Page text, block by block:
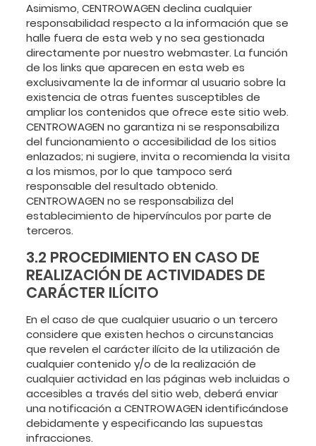
Asimismo, CENTROWAGEN declina cualquier
responsabilidad respecto a la información que se
halle fuera de esta web y no sea gestionada
directamente por nuestro webmaster. La función
de los links que aparecen en esta web es
exclusivamente la de informar al usuario sobre la
existencia de otras fuentes susceptibles de
ampliar los contenidos que ofrece este sitio web.
CENTROWAGEN no garantiza ni se responsabiliza
del funcionamiento o accesibilidad de los sitios
enlazados; ni sugiere, invita o recomienda la visita
a los mismos, por lo que tampoco será
responsable del resultado obtenido.
CENTROWAGEN no se responsabiliza del
establecimiento de hipervínculos por parte de
terceros.
3.2 PROCEDIMIENTO EN CASO DE
REALIZACIÓN DE ACTIVIDADES DE
CARÁCTER ILÍCITO
En el caso de que cualquier usuario o un tercero
considere que existen hechos o circunstancias
que revelen el carácter ilícito de la utilización de
cualquier contenido y/o de la realización de
cualquier actividad en las páginas web incluidas o
accesibles a través del sitio web, deberá enviar
una notificación a CENTROWAGEN identificándose
debidamente y especificando las supuestas
infracciones.